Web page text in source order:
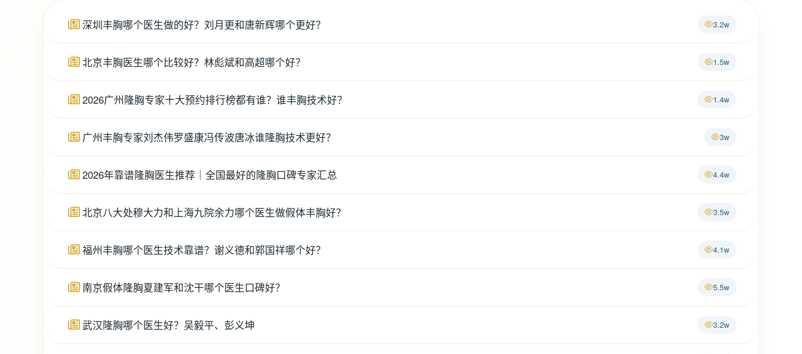
深圳丰胸哪个医生做的好？刘月更和唐新辉哪个更好？ 3.2w
北京丰胸医生哪个比较好？林彪斌和高超哪个好？ 1.5w
2026广州隆胸专家十大预约排行榜都有谁？谁丰胸技术好？ 1.4w
广州丰胸专家刘杰伟罗盛康冯传波唐冰谁隆胸技术更好？ 3w
2026年靠谱隆胸医生推荐｜全国最好的隆胸口碑专家汇总 4.4w
北京八大处穆大力和上海九院余力哪个医生做假体丰胸好？ 3.5w
福州丰胸哪个医生技术靠谱？谢义德和郭国祥哪个好？ 4.1w
南京假体隆胸夏建军和沈干哪个医生口碑好？ 5.5w
武汉隆胸哪个医生好？吴毅平、彭义坤 3.2w